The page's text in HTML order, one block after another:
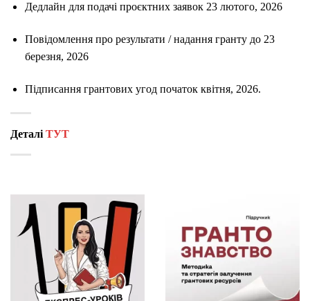
Дедлайн для подачі проєктних заявок 23 лютого, 2026
Повідомлення про результати / надання гранту до 23
березня, 2026
Підписання грантових угод початок квітня, 2026.
Деталі ТУТ